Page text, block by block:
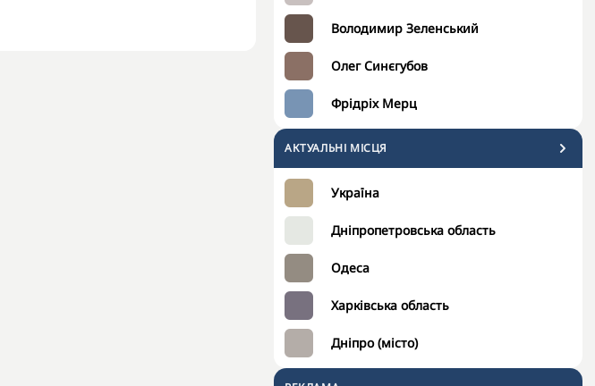
Володимир Зеленський
Олег Синєгубов
Фрідріх Мерц
АКТУАЛЬНІ МІСЦЯ
Україна
Дніпропетровська область
Одеса
Харківська область
Дніпро (місто)